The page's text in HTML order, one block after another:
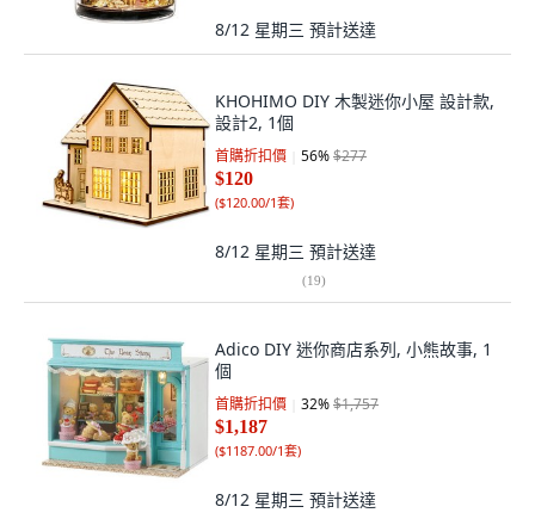
8/12 星期三 預計送達
KHOHIMO DIY 木製迷你小屋 設計款,
設計2, 1個
首購折扣價 56%$277
$120
($120.00/1套)
8/12 星期三 預計送達
(19)
Adico DIY 迷你商店系列, 小熊故事, 1
個
首購折扣價 32%$1,757
$1,187
($1187.00/1套)
8/12 星期三 預計送達